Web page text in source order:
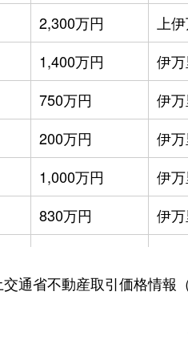
2,300万円 上
1,400万円 伊
750万円 伊
200万円 伊
1,000万円 伊
830万円 伊
2,200万円 伊
川
通省不動産取引価格情報（